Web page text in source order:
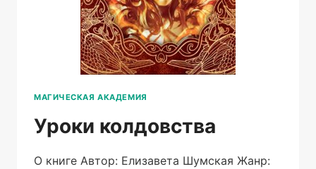
МАГИЧЕСКАЯ АКАДЕМИЯ
Уроки колдовства
О книге Автор: Елизавета Шумская Жанр: